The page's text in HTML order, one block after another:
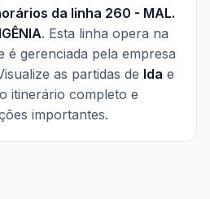
da linha 260 - MAL.
. Esta linha opera na
é gerenciada pela empresa
as partidas de Ida e
itinerário completo e
importantes.